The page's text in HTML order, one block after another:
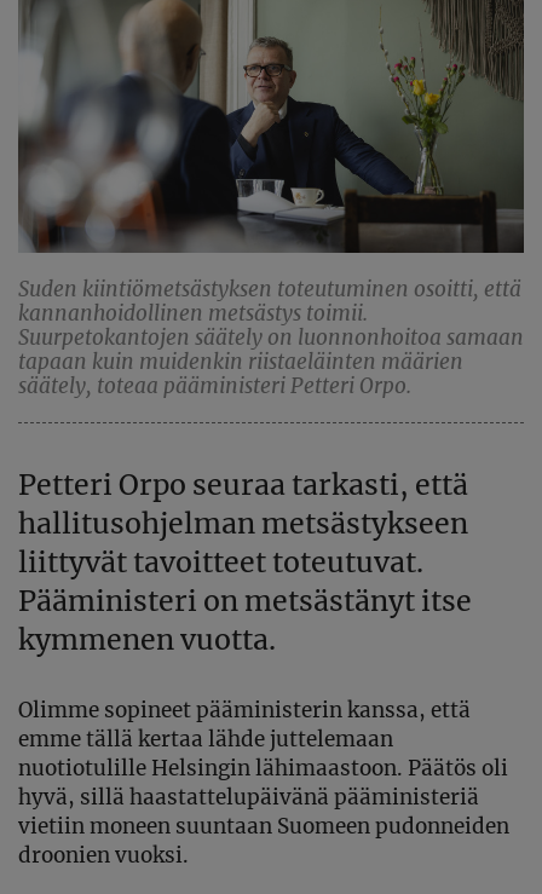
Suden kiintiömetsästyksen toteutuminen osoitti, että
kannanhoidollinen metsästys toimii.
Suurpetokantojen säätely on luonnonhoitoa samaan
tapaan kuin muidenkin riistaeläinten määrien
säätely, toteaa pääministeri Petteri Orpo.
Petteri Orpo seuraa tarkasti, että
hallitusohjelman metsästykseen
liittyvät tavoitteet toteutuvat.
Pääministeri on metsästänyt itse
kymmenen vuotta.
Olimme sopineet pääministerin kanssa, että
emme tällä kertaa lähde juttelemaan
nuotiotulille Helsingin lähimaastoon. Päätös oli
hyvä, sillä haastattelupäivänä pääministeriä
vietiin moneen suuntaan Suomeen pudonneiden
droonien vuoksi.